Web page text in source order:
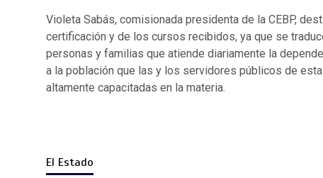
Violeta Sabás, comisionada presidenta de la CEBP,
certificación y de los cursos recibidos, ya que se
personas y familias que atiende diariamente la
a la población que las y los servidores públicos de
altamente capacitadas en la materia.
El Estado